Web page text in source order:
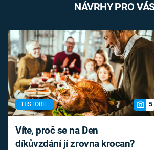
NÁVRHY PRO
HISTORIE 5
Víte, proč se na Den
díkůvzdání jí zrovna krocan?